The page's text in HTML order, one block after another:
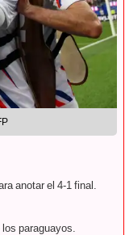
anotar el 4-1 final.
paraguayos.